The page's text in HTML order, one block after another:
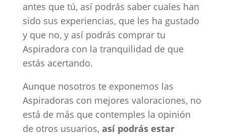
antes que tú, así podrás saber cuales han
sido sus experiencias, que les ha gustado
y que no, y así podrás comprar tu
Aspiradora con la tranquilidad de que
estás acertando.
Aunque nosotros te exponemos las
Aspiradoras con mejores valoraciones, no
está de más que contemples la opinión
de otros usuarios, así podrás estar